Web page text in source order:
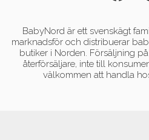
BabyNord är ett svenskägt
marknadsför och distribuerar
butiker i Norden. Försäljning
återförsäljare, inte till
välkommen att handla